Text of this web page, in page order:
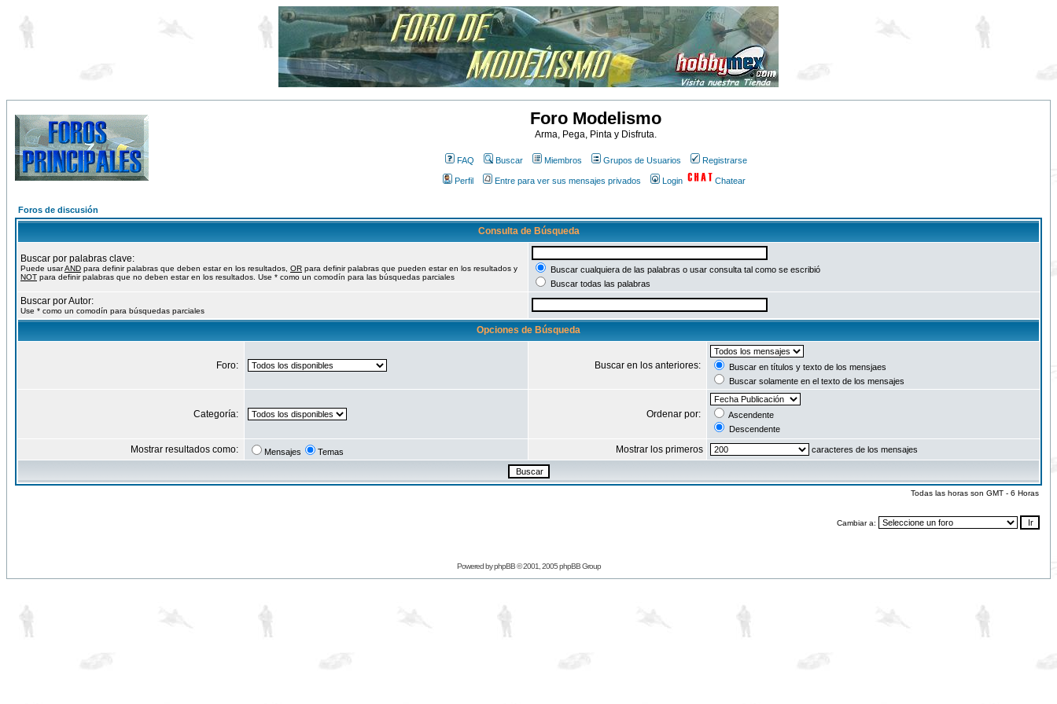
Foro Modelismo
Arma, Pega, Pinta y Disfruta.
FAQ Buscar Miembros Grupos de Usuarios Registrarse
Perfil Entre para ver sus mensajes privados Login Chatear
Foros de discusión
Consulta de Búsqueda
Buscar por palabras clave:
Puede usarAND para definir palabras que deben estar en los resultados, OR para definir palabras que pueden estar en los resultados y
NOT para definir palabras que no deben estar en los resultados. Use * como un comodín para las búsquedas parciales
Buscar cualquiera de las palabras o usar consulta tal como se escribió
Buscar todas las palabras
Buscar por Autor:
Use * como un comodín para búsquedas parciales
Opciones de Búsqueda
Foro: Buscar en los anteriores:
Buscar en títulos y texto de los mensjaes
Buscar solamente en el texto de los mensajes
Categoría: Ordenar por:
Ascendente
Descendente
Mostrar resultados como: Mensajes Temas Mostrar los primeros caracteres de los mensajes
Todas las horas son GMT - 6 Horas
Cambiar a:
Powered byphpBB© 2001, 2005 phpBB Group